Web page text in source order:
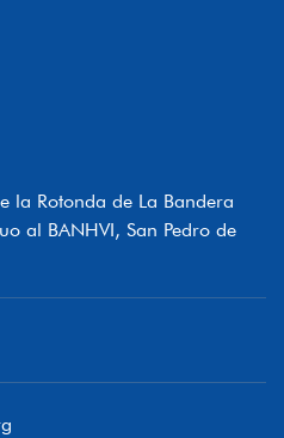
la Rotonda de La Bandera
al BANHVI, San Pedro de